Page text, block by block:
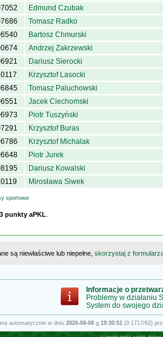
Edmund Czubak
Tomasz Radko
Bartosz Chmurski
Andrzej Zakrzewski
Dariusz Sierocki
Krzysztof Lasocki
Tomasz Paluchowski
Jacek Ciechomski
Piotr Tuszyński
Krzysztof Buras
Krzysztof Michalak
Piotr Jurek
Dariusz Kowalski
Mirosława Siwek
sportowe
punkty aPKL
są niewłaściwe lub niepełne, skorzystaj z
Informacje o
Problemy w działaniu
System do swojego
automatycznie w dniu 2026-08-08 g.19:30:51 (0.1717/62)